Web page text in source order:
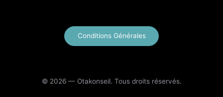
Conditions Générales
© 2026 — Otakonseil. Tous droits réservés.